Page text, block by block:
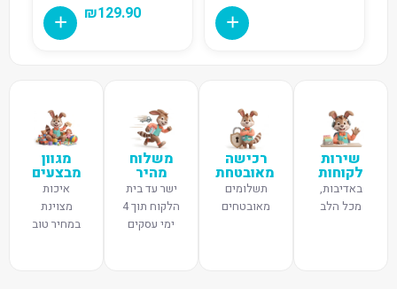
₪129.90
שירות
לקוחות
באדיבות,
מכל הלב
רכישה
מאובטחת
תשלומים
מאובטחים
משלוח
מהיר
ישר עד בית
הלקוח תוך 4
ימי עסקים
מגוון
מבצעים
איכות
מצוינת
במחיר טוב